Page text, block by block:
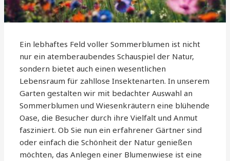
Ein lebhaftes Feld voller Sommerblumen ist nicht
nur ein atemberaubendes Schauspiel der Natur,
sondern bietet auch einen wesentlichen
Lebensraum für zahllose Insektenarten. In unserem
Garten gestalten wir mit bedachter Auswahl an
Sommerblumen und Wiesenkräutern eine blühende
Oase, die Besucher durch ihre Vielfalt und Anmut
fasziniert. Ob Sie nun ein erfahrener Gärtner sind
oder einfach die Schönheit der Natur genießen
möchten, das Anlegen einer Blumenwiese ist eine